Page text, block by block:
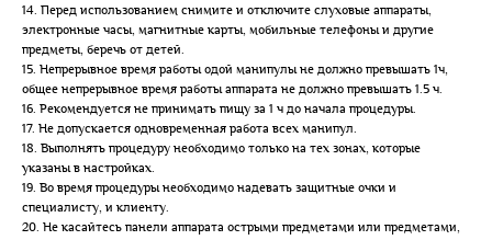
14. Перед использованием снимите и отключите слуховые аппараты,
электронные часы, магнитные карты, мобильные телефоны и другие
предметы, беречь от детей.
15. Непрерывное время работы одой манипулы не должно превышать 1ч,
общее непрерывное время работы аппарата не должно превышать 1.5 ч.
16. Рекомендуется не принимать пищу за 1 ч до начала процедуры.
17. Не допускается одновременная работа всех манипул.
18. Выполнять процедуру необходимо только на тех зонах, которые
указаны в настройках.
19. Во время процедуры необходимо надевать защитные очки и
специалисту, и клиенту.
20. Не касайтесь панели аппарата острыми предметами или предметами,